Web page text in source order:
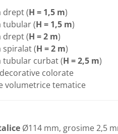
drept (H = 1,5 m)
tubular (H = 1,5 m)
drept (H = 2 m)
spiralat (H = 2 m)
tubular curbat (H = 2,5 m)
colorate
volumetrice tematice
Ø114 mm, grosime 2,5